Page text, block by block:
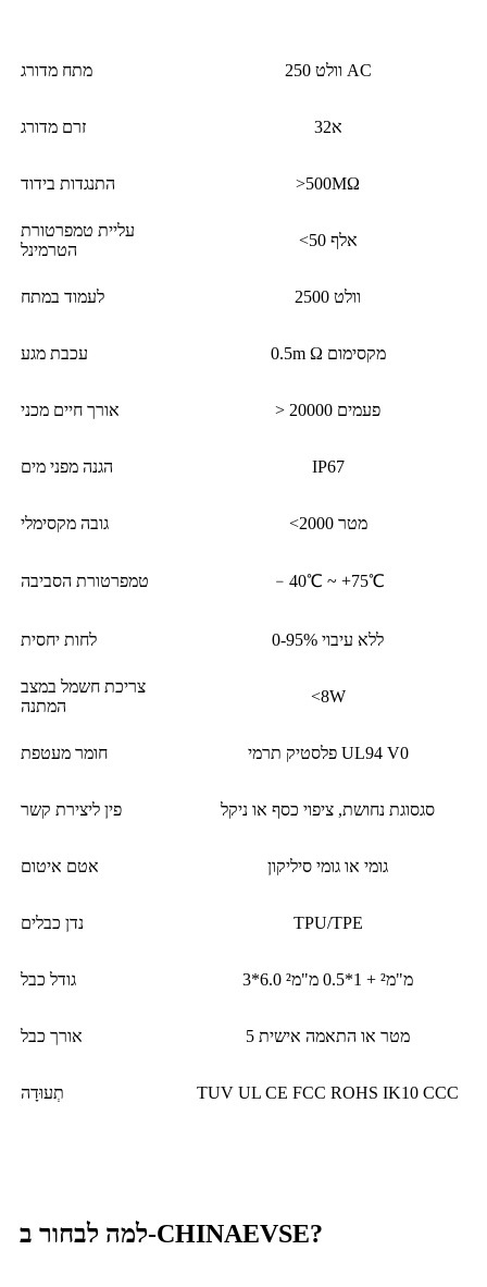
מתח מדורג 250 וולט AC
זרם מדורג 32א
התנגדות בידוד >500MΩ
עליית טמפרטורת
הטרמינל
<50 אלף
לעמוד במתח 2500 וולט
עכבת מגע 0.5m Ω מקסימום
אורך חיים מכני > 20000 פעמים
הגנה מפני מים IP67
גובה מקסימלי <2000 מטר
טמפרטורת הסביבה ﹣40℃ ~ +75℃
לחות יחסית 0-95% ללא עיבוי
צריכת חשמל במצב
המתנה
<8W
חומר מעטפת פלסטיק תרמי UL94 V0
פין ליצירת קשר סגסוגת נחושת, ציפוי כסף או ניקל
אטם איטום גומי או גומי סיליקון
נדן כבלים TPU/TPE
גודל כבל 3*6.0 מ"מ² + 1*0.5 מ"מ²
אורך כבל 5 מטר או התאמה אישית
תְעוּדָה TUV UL CE FCC ROHS IK10 CCC
למה לבחור ב-CHINAEVSE?